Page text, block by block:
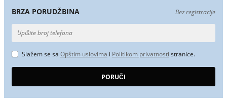
BRZA PORUDŽBINA Bez registracije
Slažem se sa Opštim uslovima i Politikom privatnosti stranice.